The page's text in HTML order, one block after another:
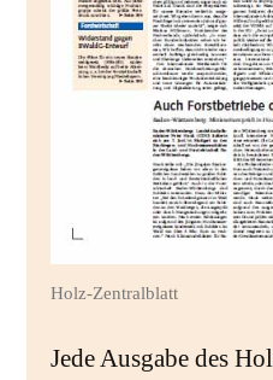
Holz-Zentralblatt
Jede Ausgabe des